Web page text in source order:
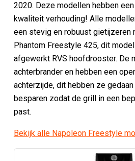
2020. Deze modellen hebben
kwaliteit verhouding! Alle
een stevig en robuust gietijzeren
Phantom Freestyle 425, dit
afgewerkt RVS hoofdrooster. De
achterbrander en hebben een
achterzijde, dit hebben ze
besparen zodat de grill in een
past.
Bekijk alle Napoleon Freestyle